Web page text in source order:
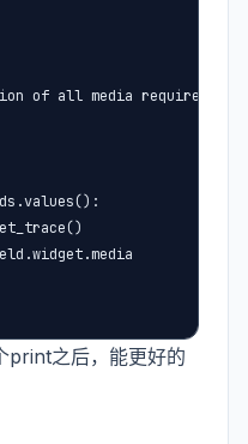
of all media required to
print之后，能更好的